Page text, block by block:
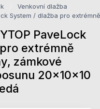
Venkovní dlažba
System / dlažba pro
PaveLock
extrémně
zámkové
20x10x10